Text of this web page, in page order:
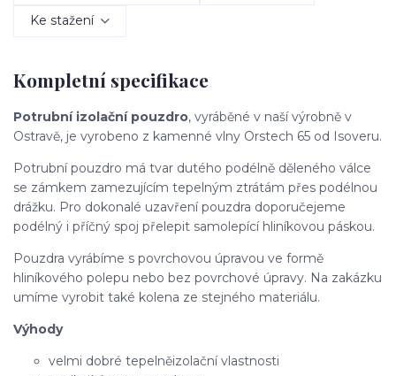
Ke stažení
Kompletní specifikace
Potrubní izolační pouzdro, vyráběné v naší výrobně v
Ostravě, je vyrobeno z kamenné vlny Orstech 65 od Isoveru.
Potrubní pouzdro má tvar dutého podélně děleného válce
se zámkem zamezujícím tepelným ztrátám přes podélnou
drážku. Pro dokonalé uzavření pouzdra doporučejeme
podélný i příčný spoj přelepit samolepící hliníkovou páskou.
Pouzdra vyrábíme s povrchovou úpravou ve formě
hliníkového polepu nebo bez povrchové úpravy. Na zakázku
umíme vyrobit také kolena ze stejného materiálu.
Výhody
velmi dobré tepelněizolační vlastnosti